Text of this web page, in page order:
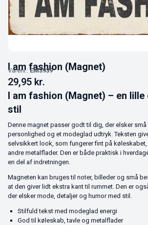
I am fashion (Magnet)
Varenr.: EM3939
29,95 kr.
I am fashion (Magnet) – en lille
stil
Denne magnet passer godt til dig, der elsker små
personlighed og et modeglad udtryk. Teksten
selvsikkert look, som fungerer fint på
andre metalflader. Den er både praktisk i
en del af indretningen.
Magneten kan bruges til noter, billeder og små
at den giver lidt ekstra kant til rummet. Den er
der elsker mode, detaljer og humor med stil.
Stilfuld tekst med modeglad energi
God til køleskab, tavle og metalflader